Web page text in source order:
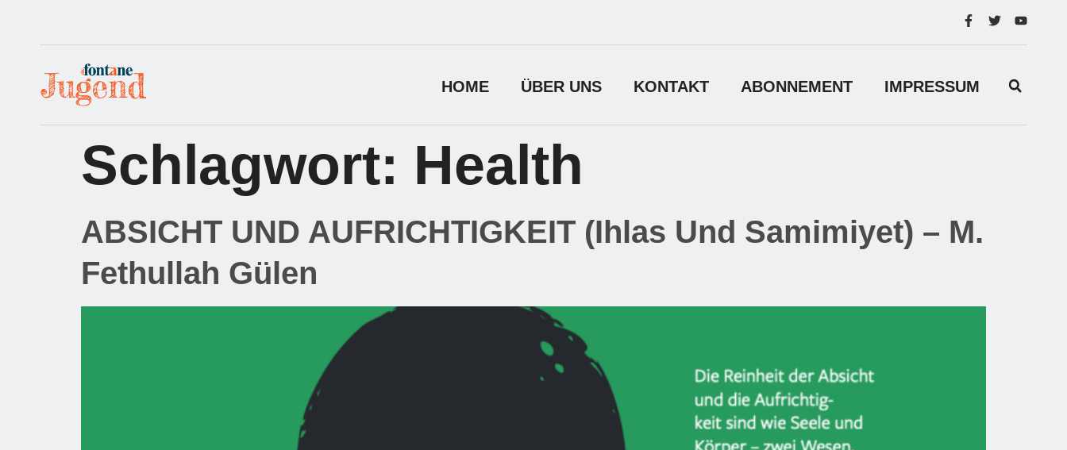
HOME ÜBER UNS KONTAKT ABONNEMENT IMPRESSUM
Schlagwort: Health
ABSICHT UND AUFRICHTIGKEIT (Ihlas Und Samimiyet) – M.
Fethullah Gülen